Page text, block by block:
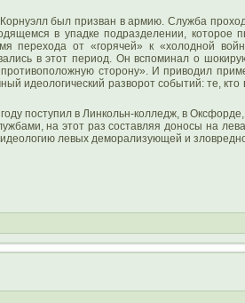
был призван в армию. Служба
в упадке подразделении,
перехода от «горячей» к «холодной
в этот период. Он вспоминал о
сторону». И приводил
идеологический разворот событий: те,
поступил в Линкольн-колледж, в
на этот раз составляя доносы на
левых деморализующей и